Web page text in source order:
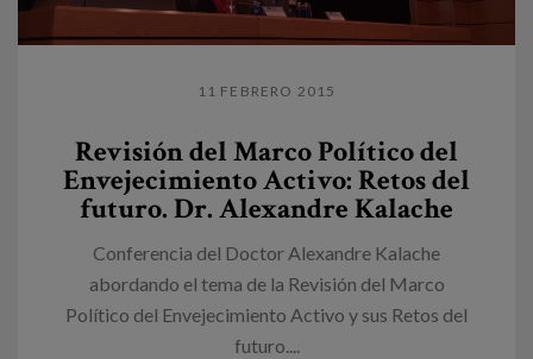
11 FEBRERO 2015
Revisión del Marco Político del
Envejecimiento Activo: Retos del
futuro. Dr. Alexandre Kalache
Conferencia del Doctor Alexandre Kalache
abordando el tema de la Revisión del Marco
Político del Envejecimiento Activo y sus Retos del
futuro....